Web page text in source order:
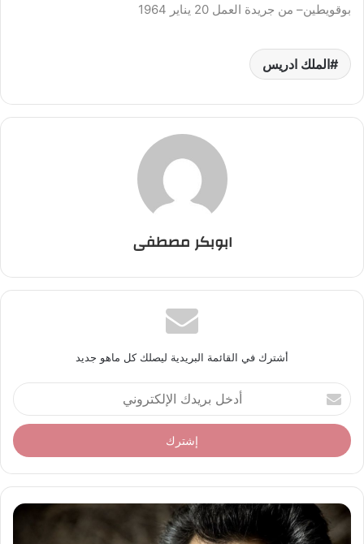
بوقويطين– من جريدة العمل 20 يناير 1964
الملك ادريس
ابوبكر مصطفى
أشترك في القائمة البريدية ليصلك كل ماهو جديد
أ
د
خ
ل
ر
د